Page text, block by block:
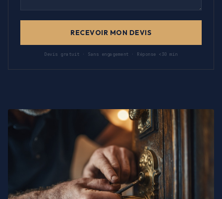
RECEVOIR MON DEVIS
Devis gratuit · Sans engagement · Réponse <30 min